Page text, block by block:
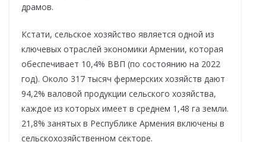
драмов.
Кстати, сельское хозяйство является одной из
ключевых отраслей экономики Армении, которая
обеспечивает 10,4% ВВП (по состоянию на 2022
год). Около 317 тысяч фермерских хозяйств дают
94,2% валовой продукции сельского хозяйства,
каждое из которых имеет в среднем 1,48 га земли.
21,8% занятых в Республике Армения включены в
сельскохозяйственном секторе.